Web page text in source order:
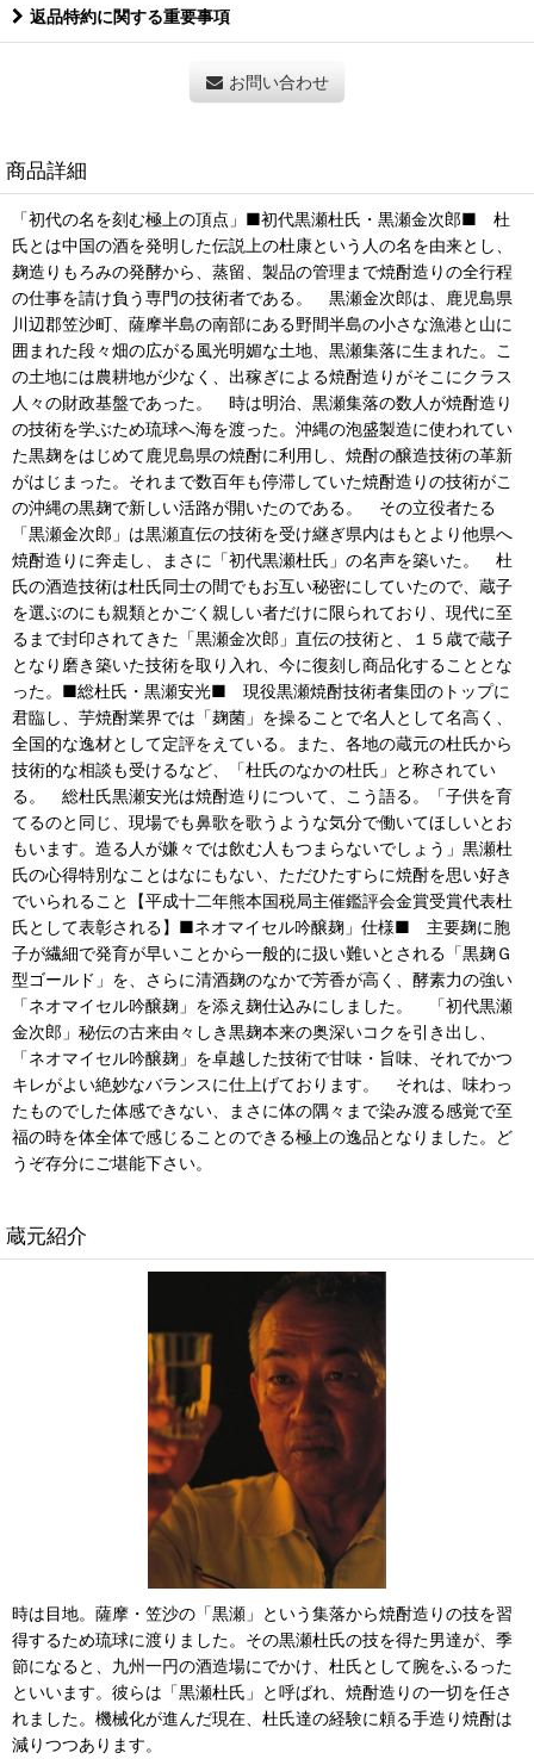
返品特約に関する重要事項
お問い合わせ
商品詳細
「初代の名を刻む極上の頂点」■初代黒瀬杜氏・黒瀬金次郎■ 杜
氏とは中国の酒を発明した伝説上の杜康という人の名を由来とし、
麹造りもろみの発酵から、蒸留、製品の管理まで焼酎造りの全行程
の仕事を請け負う専門の技術者である。 黒瀬金次郎は、鹿児島県
川辺郡笠沙町、薩摩半島の南部にある野間半島の小さな漁港と山に
囲まれた段々畑の広がる風光明媚な土地、黒瀬集落に生まれた。こ
の土地には農耕地が少なく、出稼ぎによる焼酎造りがそこにクラス
人々の財政基盤であった。 時は明治、黒瀬集落の数人が焼酎造り
の技術を学ぶため琉球へ海を渡った。沖縄の泡盛製造に使われてい
た黒麹をはじめて鹿児島県の焼酎に利用し、焼酎の醸造技術の革新
がはじまった。それまで数百年も停滞していた焼酎造りの技術がこ
の沖縄の黒麹で新しい活路が開いたのである。 その立役者たる
「黒瀬金次郎」は黒瀬直伝の技術を受け継ぎ県内はもとより他県へ
焼酎造りに奔走し、まさに「初代黒瀬杜氏」の名声を築いた。 杜
氏の酒造技術は杜氏同士の間でもお互い秘密にしていたので、蔵子
を選ぶのにも親類とかごく親しい者だけに限られており、現代に至
るまで封印されてきた「黒瀬金次郎」直伝の技術と、１５歳で蔵子
となり磨き築いた技術を取り入れ、今に復刻し商品化することとな
った。■総杜氏・黒瀬安光■ 現役黒瀬焼酎技術者集団のトップに
君臨し、芋焼酎業界では「麹菌」を操ることで名人として名高く、
全国的な逸材として定評をえている。また、各地の蔵元の杜氏から
技術的な相談も受けるなど、「杜氏のなかの杜氏」と称されてい
る。 総杜氏黒瀬安光は焼酎造りについて、こう語る。「子供を育
てるのと同じ、現場でも鼻歌を歌うような気分で働いてほしいとお
もいます。造る人が嫌々では飲む人もつまらないでしょう」黒瀬杜
氏の心得特別なことはなにもない、ただひたすらに焼酎を思い好き
でいられること【平成十二年熊本国税局主催鑑評会金賞受賞代表杜
氏として表彰される】■ネオマイセル吟醸麹」仕様■ 主要麹に胞
子が繊細で発育が早いことから一般的に扱い難いとされる「黒麹Ｇ
型ゴールド」を、さらに清酒麹のなかで芳香が高く、酵素力の強い
「ネオマイセル吟醸麹」を添え麹仕込みにしました。 「初代黒瀬
金次郎」秘伝の古来由々しき黒麹本来の奥深いコクを引き出し、
「ネオマイセル吟醸麹」を卓越した技術で甘味・旨味、それでかつ
キレがよい絶妙なバランスに仕上げております。 それは、味わっ
たものでした体感できない、まさに体の隅々まで染み渡る感覚で至
福の時を体全体で感じることのできる極上の逸品となりました。ど
うぞ存分にご堪能下さい。
蔵元紹介
時は目地。薩摩・笠沙の「黒瀬」という集落から焼酎造りの技を習
得するため琉球に渡りました。その黒瀬杜氏の技を得た男達が、季
節になると、九州一円の酒造場にでかけ、杜氏として腕をふるった
といいます。彼らは「黒瀬杜氏」と呼ばれ、焼酎造りの一切を任さ
れました。機械化が進んだ現在、杜氏達の経験に頼る手造り焼酎は
減りつつあります。